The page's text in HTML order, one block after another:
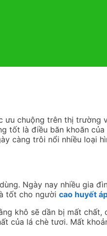
ưu chuộng trên thị trường
tốt là điều băn khoăn
càng trôi nổi nhiều loại
Ngày nay nhiều gia
tốt cho người cao huyết
khô sẽ dần bị mất chất,
của lá chè tươi. Mất